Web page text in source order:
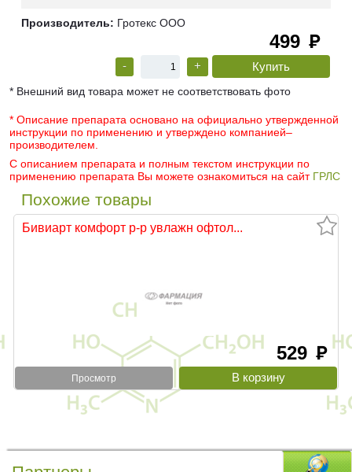
Производитель: Гротекс ООО
499 руб
- +
* Внешний вид товара может не соответствовать фото
* Описание препарата основано на официально утвержденной
инструкции по применению и утверждено компанией–
производителем.
С описанием препарата и полным текстом инструкции по
применению препарата Вы можете ознакомиться на сайт ГРЛС
Похожие товары
Бивиарт комфорт р-р увлажн офтол...
529 руб
Просмотр